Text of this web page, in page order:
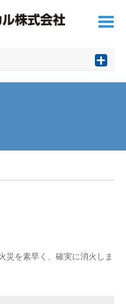
災を素早く、確実に消火しま